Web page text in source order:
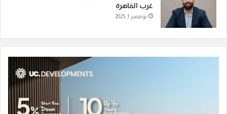
غرب القاهرة
نوفمبر 1, 2025